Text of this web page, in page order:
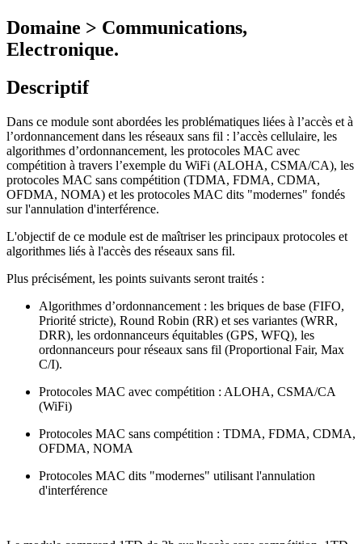
Domaine > Communications,
Electronique.
Descriptif
Dans ce module sont abordées les problématiques liées à l’accès et à
l’ordonnancement dans les réseaux sans fil : l’accès cellulaire, les
algorithmes d’ordonnancement, les protocoles MAC avec
compétition à travers l’exemple du WiFi (ALOHA, CSMA/CA), les
protocoles MAC sans compétition (TDMA, FDMA, CDMA,
OFDMA, NOMA) et les protocoles MAC dits "modernes" fondés
sur l'annulation d'interférence.
L'objectif de ce module est de maîtriser les principaux protocoles et
algorithmes liés à l'accès des réseaux sans fil.
Plus précisément, les points suivants seront traités :
Algorithmes d’ordonnancement : les briques de base (FIFO,
Priorité stricte), Round Robin (RR) et ses variantes (WRR,
DRR), les ordonnanceurs équitables (GPS, WFQ), les
ordonnanceurs pour réseaux sans fil (Proportional Fair, Max
C/I).
Protocoles MAC avec compétition : ALOHA, CSMA/CA
(WiFi)
Protocoles MAC sans compétition : TDMA, FDMA, CDMA,
OFDMA, NOMA
Protocoles MAC dits "modernes" utilisant l'annulation
d'interférence